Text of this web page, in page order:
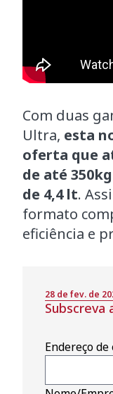
Com duas
Ultra, esta
oferta que
de até
de 4,4 lt.
formato
eficiência e
28 de fev. de
Subscreva
Endereço